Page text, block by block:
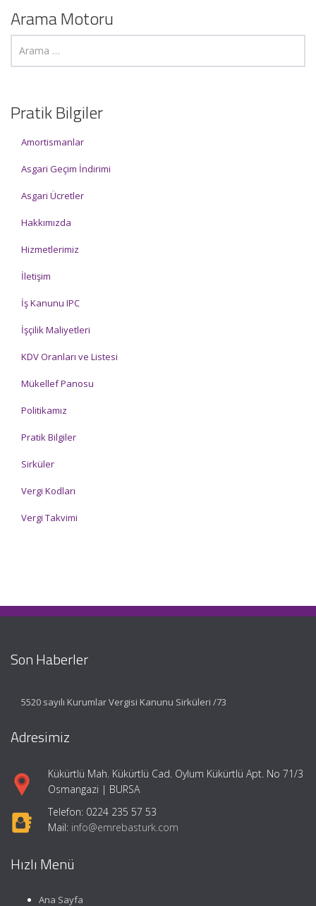
Arama Motoru
Pratik Bilgiler
Amortismanlar
Asgari Geçim İndirimi
Asgari Ücretler
Hakkımızda
Hizmetlerimiz
İletişim
İş Kanunu IPC
İşçilik Maliyetleri
KDV Oranları ve Listesi
Mükellef Panosu
Politikamız
Pratik Bilgiler
Sirküler
Vergi Kodları
Vergi Takvimi
Son Haberler
5520 sayılı Kurumlar Vergisi Kanunu Sirküleri /73
Adresimiz
Kükürtlü Mah. Kükürtlü Cad. Oylum Kükürtlü Apt. No 71/3
Osmangazi | BURSA
Telefon: 0224 235 57 53
Mail: info@emrebasturk.com
Hızlı Menü
Ana Sayfa